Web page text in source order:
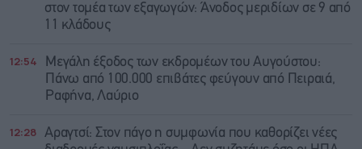
στον τομέα των εξαγωγών: Άνοδος μεριδίων σε 9 από
11 κλάδους
12:54
Μεγάλη έξοδος των εκδρομέων του Αυγούστου:
Πάνω από 100.000 επιβάτες φεύγουν από Πειραιά,
Ραφήνα, Λαύριο
12:28 Αραγτσί: Στον πάγο η συμφωνία που καθορίζει νέες